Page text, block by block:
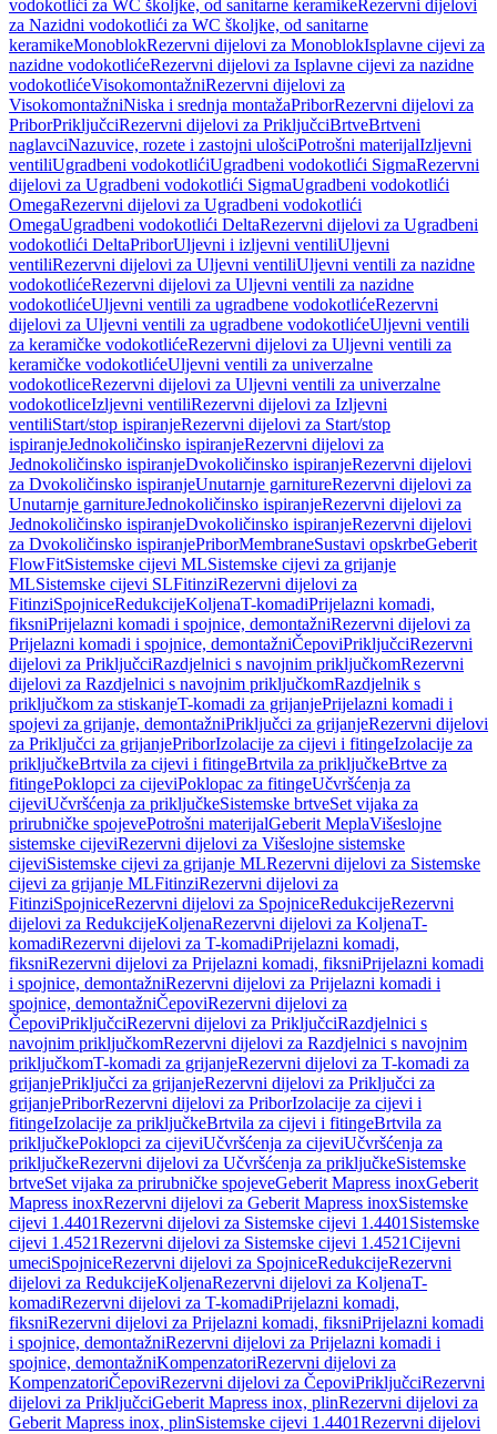
vodokotlići za WC školjke, od sanitarne keramikeRezervni dijelovi
za Nazidni vodokotlići za WC školjke, od sanitarne
keramikeMonoblokRezervni dijelovi za MonoblokIsplavne cijevi za
nazidne vodokotlićeRezervni dijelovi za Isplavne cijevi za nazidne
vodokotlićeVisokomontažniRezervni dijelovi za
VisokomontažniNiska i srednja montažaPriborRezervni dijelovi za
PriborPriključciRezervni dijelovi za PriključciBrtveBrtveni
naglavciNazuvice, rozete i zastojni ulošciPotrošni materijalIzljevni
ventiliUgradbeni vodokotlićiUgradbeni vodokotlići SigmaRezervni
dijelovi za Ugradbeni vodokotlići SigmaUgradbeni vodokotlići
OmegaRezervni dijelovi za Ugradbeni vodokotlići
OmegaUgradbeni vodokotlići DeltaRezervni dijelovi za Ugradbeni
vodokotlići DeltaPriborUljevni i izljevni ventiliUljevni
ventiliRezervni dijelovi za Uljevni ventiliUljevni ventili za nazidne
vodokotlićeRezervni dijelovi za Uljevni ventili za nazidne
vodokotlićeUljevni ventili za ugradbene vodokotlićeRezervni
dijelovi za Uljevni ventili za ugradbene vodokotlićeUljevni ventili
za keramičke vodokotlićeRezervni dijelovi za Uljevni ventili za
keramičke vodokotlićeUljevni ventili za univerzalne
vodokotliceRezervni dijelovi za Uljevni ventili za univerzalne
vodokotliceIzljevni ventiliRezervni dijelovi za Izljevni
ventiliStart/stop ispiranjeRezervni dijelovi za Start/stop
ispiranjeJednokoličinsko ispiranjeRezervni dijelovi za
Jednokoličinsko ispiranjeDvokoličinsko ispiranjeRezervni dijelovi
za Dvokoličinsko ispiranjeUnutarnje garnitureRezervni dijelovi za
Unutarnje garnitureJednokoličinsko ispiranjeRezervni dijelovi za
Jednokoličinsko ispiranjeDvokoličinsko ispiranjeRezervni dijelovi
za Dvokoličinsko ispiranjePriborMembraneSustavi opskrbeGeberit
FlowFitSistemske cijevi MLSistemske cijevi za grijanje
MLSistemske cijevi SLFitinziRezervni dijelovi za
FitinziSpojniceRedukcijeKoljenaT-komadiPrijelazni komadi,
fiksniPrijelazni komadi i spojnice, demontažniRezervni dijelovi za
Prijelazni komadi i spojnice, demontažniČepoviPriključciRezervni
dijelovi za PriključciRazdjelnici s navojnim priključkomRezervni
dijelovi za Razdjelnici s navojnim priključkomRazdjelnik s
priključkom za stiskanjeT-komadi za grijanjePrijelazni komadi i
spojevi za grijanje, demontažniPriključci za grijanjeRezervni dijelovi
za Priključci za grijanjePriborIzolacije za cijevi i fitingeIzolacije za
priključkeBrtvila za cijevi i fitingeBrtvila za priključkeBrtve za
fitingePoklopci za cijeviPoklopac za fitingeUčvršćenja za
cijeviUčvršćenja za priključkeSistemske brtveSet vijaka za
prirubničke spojevePotrošni materijalGeberit MeplaVišeslojne
sistemske cijeviRezervni dijelovi za Višeslojne sistemske
cijeviSistemske cijevi za grijanje MLRezervni dijelovi za Sistemske
cijevi za grijanje MLFitinziRezervni dijelovi za
FitinziSpojniceRezervni dijelovi za SpojniceRedukcijeRezervni
dijelovi za RedukcijeKoljenaRezervni dijelovi za KoljenaT-
komadiRezervni dijelovi za T-komadiPrijelazni komadi,
fiksniRezervni dijelovi za Prijelazni komadi, fiksniPrijelazni komadi
i spojnice, demontažniRezervni dijelovi za Prijelazni komadi i
spojnice, demontažniČepoviRezervni dijelovi za
ČepoviPriključciRezervni dijelovi za PriključciRazdjelnici s
navojnim priključkomRezervni dijelovi za Razdjelnici s navojnim
priključkomT-komadi za grijanjeRezervni dijelovi za T-komadi za
grijanjePriključci za grijanjeRezervni dijelovi za Priključci za
grijanjePriborRezervni dijelovi za PriborIzolacije za cijevi i
fitingeIzolacije za priključkeBrtvila za cijevi i fitingeBrtvila za
priključkePoklopci za cijeviUčvršćenja za cijeviUčvršćenja za
priključkeRezervni dijelovi za Učvršćenja za priključkeSistemske
brtveSet vijaka za prirubničke spojeveGeberit Mapress inoxGeberit
Mapress inoxRezervni dijelovi za Geberit Mapress inoxSistemske
cijevi 1.4401Rezervni dijelovi za Sistemske cijevi 1.4401 Sistemske
cijevi 1.4521Rezervni dijelovi za Sistemske cijevi 1.4521Cijevni
umeciSpojniceRezervni dijelovi za SpojniceRedukcijeRezervni
dijelovi za RedukcijeKoljenaRezervni dijelovi za KoljenaT-
komadiRezervni dijelovi za T-komadiPrijelazni komadi,
fiksniRezervni dijelovi za Prijelazni komadi, fiksniPrijelazni komadi
i spojnice, demontažniRezervni dijelovi za Prijelazni komadi i
spojnice, demontažniKompenzatoriRezervni dijelovi za
KompenzatoriČepoviRezervni dijelovi za ČepoviPriključciRezervni
dijelovi za PriključciGeberit Mapress inox, plinRezervni dijelovi za
Geberit Mapress inox, plinSistemske cijevi 1.4401Rezervni dijelovi